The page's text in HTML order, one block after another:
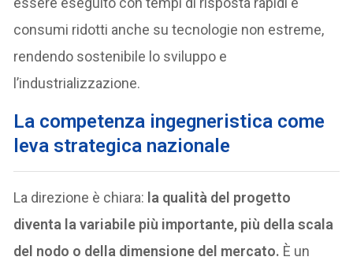
consumi ridotti anche su tecnologie non estreme,
rendendo sostenibile lo sviluppo e
l’industrializzazione.
La competenza ingegneristica come
leva strategica nazionale
La direzione è chiara: la qualità del progetto
diventa la variabile più importante, più della scala
del nodo o della dimensione del mercato. È un